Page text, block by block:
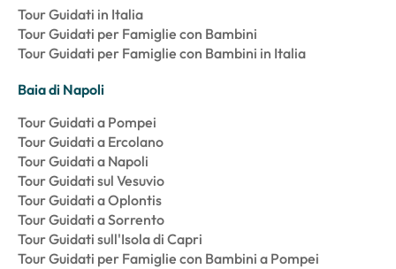
Tour Guidati in Italia
Tour Guidati per Famiglie con Bambini
Tour Guidati per Famiglie con Bambini in Italia
Baia di Napoli
Tour Guidati a Pompei
Tour Guidati a Ercolano
Tour Guidati a Napoli
Tour Guidati sul Vesuvio
Tour Guidati a Oplontis
Tour Guidati a Sorrento
Tour Guidati sull'Isola di Capri
Tour Guidati per Famiglie con Bambini a Pompei